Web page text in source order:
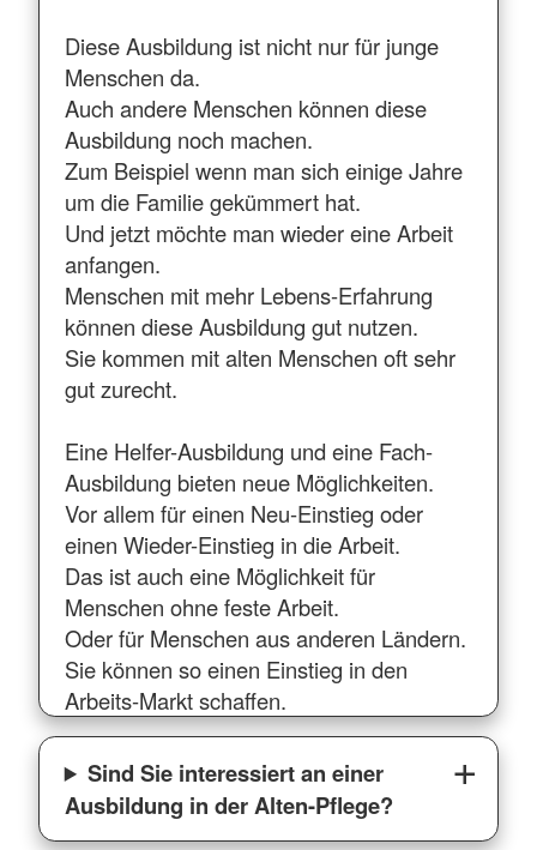
Diese Ausbildung ist nicht nur für junge
Menschen da.
Auch andere Menschen können diese
Ausbildung noch machen.
Zum Beispiel wenn man sich einige Jahre
um die Familie gekümmert hat.
Und jetzt möchte man wieder eine Arbeit
anfangen.
Menschen mit mehr Lebens-Erfahrung
können diese Ausbildung gut nutzen.
Sie kommen mit alten Menschen oft sehr
gut zurecht.
Eine Helfer-Ausbildung und eine Fach-
Ausbildung bieten neue Möglichkeiten.
Vor allem für einen Neu-Einstieg oder
einen Wieder-Einstieg in die Arbeit.
Das ist auch eine Möglichkeit für
Menschen ohne feste Arbeit.
Oder für Menschen aus anderen Ländern.
Sie können so einen Einstieg in den
Arbeits-Markt schaffen.
Sind Sie interessiert an einer
Ausbildung in der Alten-Pflege?